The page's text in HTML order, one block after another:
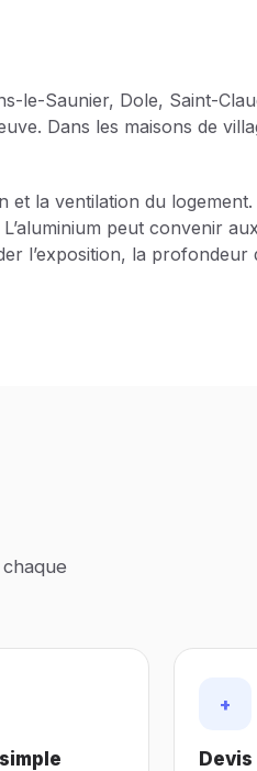
le-Saunier, Dole, Saint-
Dans les maisons de
et la ventilation du
peut convenir
l’exposition, la profondeur
+